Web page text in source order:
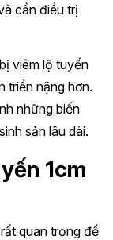
cần điều trị
viêm lộ tuyến
triển nặng hơn.
những biến
sản lâu dài.
1cm
quan trọng để